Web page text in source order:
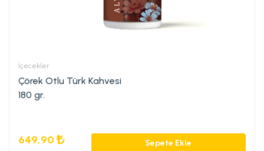
İçecekler
Çörek Otlu Türk Kahvesi
180 gr.
649,90 Sepete Ekle